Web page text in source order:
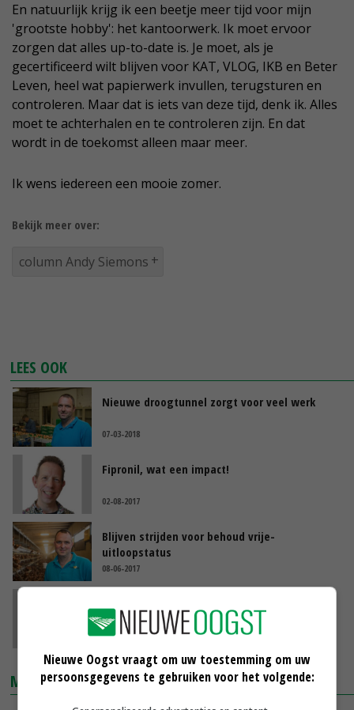
En natuurlijk krijg ik een beetje meer tijd voor mijn
'grootste hobby': het kantoorwerk. Ik moet ervoor
zorgen dat alles up-to-date is. Je moet, als je
gecertificeerd wilt blijven voor KAT, VLOG, IKB en Beter
Leven, heel wat papierwerk invullen, terugsturen en
controleren. Maar dat is iets van deze tijd, denk ik. Alles
moet te achterhalen en te controleren zijn. En dat
wordt in de toekomst alleen maar meer.
Ik wens iedereen een mooie zomer.
Bekijk meer over:
column Andy Siemons
LEES OOK
Nieuwe droogtunnel zorgt voor veel werk
07-03-2018
Fipronil, wat een impact!
02-08-2017
Blijven strijden voor behoud vrije-
uitloopstatus
08-06-2017
over is
22-12-2016
MARKTPRIJZEN
Nieuwe Oogst vraagt om uw toestemming om uw
persoonsgegevens te gebruiken voor het volgende: